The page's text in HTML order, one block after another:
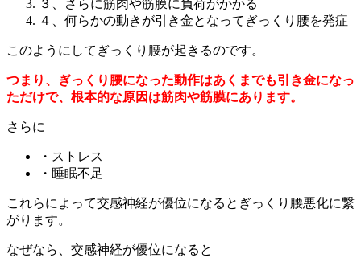
３、さらに筋肉や筋膜に負荷がかかる
４、何らかの動きが引き金となってぎっくり腰を発症
このようにしてぎっくり腰が起きるのです。
つまり、ぎっくり腰になった動作はあくまでも引き金になっ
ただけで、根本的な原因は筋肉や筋膜にあります。
さらに
・ストレス
・睡眠不足
これらによって交感神経が優位になるとぎっくり腰悪化に繋
がります。
なぜなら、交感神経が優位になると